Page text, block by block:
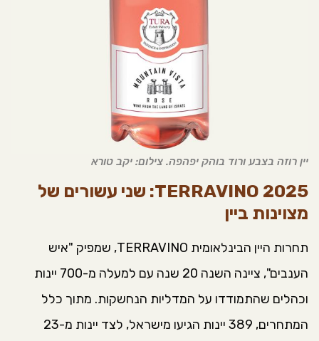
יין רוזה בצבע ורוד בוהק יפהפה. צילום: יקב טורא
TERRAVINO 2025: שני עשורים של
מצוינות ביין
תחרות היין הבינלאומית TERRAVINO, שמפיק "איש
הענבים", ציינה השנה 20 שנה עם למעלה מ-700 יינות
וכהלים שהתמודדו על המדליות הנחשקות. מתוך כלל
המתחרים, 389 יינות הגיעו מישראל, לצד יינות מ-23